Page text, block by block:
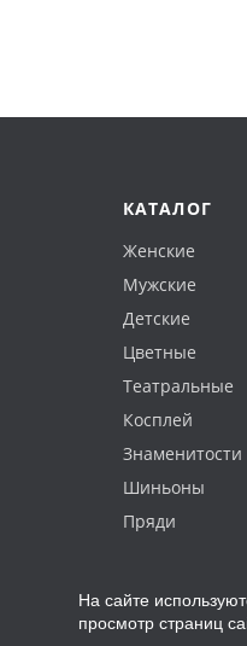
КАТАЛОГ
Женские
Мужские
Детские
Цветные
Театральные
Косплей
Знаменитости
Шиньоны
Пряди
Политика
На сайте
просмотр страниц